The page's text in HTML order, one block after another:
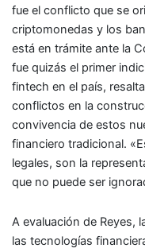
fue el conflicto que se
criptomonedas y los
está en trámite ante la
fue quizás el primer
fintech en el país,
conflictos en la
convivencia de estos
financiero tradicional.
legales, son la
que no puede ser
A evaluación de Reyes,
las tecnologías